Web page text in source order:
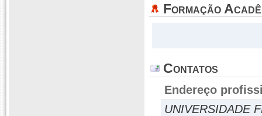
Formação
Contatos
Endereço
UNIVERSIDADE